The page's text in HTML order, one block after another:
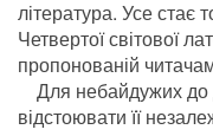
література. Усе стає
Четвертої світової
пропонованій
Для небайдужих до
відстоювати її